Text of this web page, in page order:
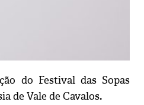
do Festival das Sopas
de Vale de Cavalos.